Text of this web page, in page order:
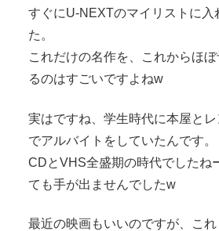
すぐにU-NEXTのマイリストに入
た。
これだけの名作を、これからほ
るのはすごいですよねw
実はですね、学生時代に本屋と
でアルバイトをしていたんです。
CDとVHS全盛期の時代でしたね
ても手が出ませんでしたw
最近の映画もいいのですが、こ